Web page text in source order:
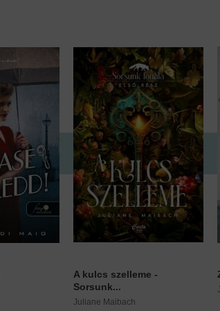
A kulcs szelleme -
Sorsunk...
Juliane Maibach